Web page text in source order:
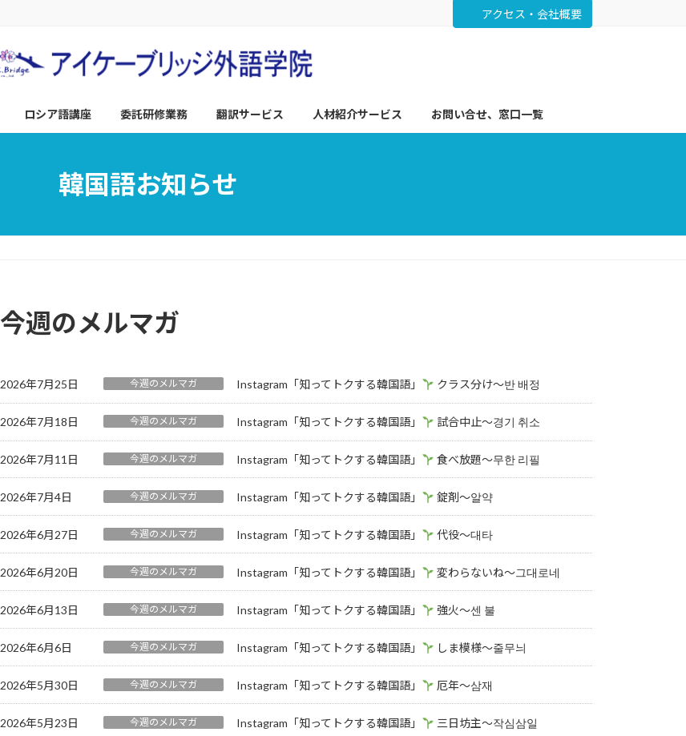
アクセス・会社概要
ロシア語講座 委託研修業務 翻訳サービス 人材紹介サービス お問い合せ、窓口一覧
韓国語お知らせ
今週のメルマガ
2026年7月25日 今週のメルマガ Instagram「知ってトクする韓国語」 クラス分け～반 배정
2026年7月18日 今週のメルマガ Instagram「知ってトクする韓国語」 試合中止～경기 취소
2026年7月11日 今週のメルマガ Instagram「知ってトクする韓国語」 食べ放題～무한 리필
2026年7月4日 今週のメルマガ Instagram「知ってトクする韓国語」 錠剤～알약
2026年6月27日 今週のメルマガ Instagram「知ってトクする韓国語」 代役～대타
2026年6月20日 今週のメルマガ Instagram「知ってトクする韓国語」 変わらないね～그대로네
2026年6月13日 今週のメルマガ Instagram「知ってトクする韓国語」 強火～센 불
2026年6月6日 今週のメルマガ Instagram「知ってトクする韓国語」 しま模様～줄무늬
2026年5月30日 今週のメルマガ Instagram「知ってトクする韓国語」 厄年～삼재
2026年5月23日 今週のメルマガ Instagram「知ってトクする韓国語」 三日坊主～작심삼일